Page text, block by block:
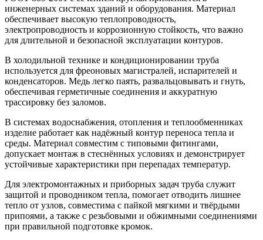
инженерных системах зданий и оборудования. Материал
обеспечивает высокую теплопроводность,
электропроводность и коррозионную стойкость, что важно
для длительной и безопасной эксплуатации контуров.
В холодильной технике и кондиционировании труба
используется для фреоновых магистралей, испарителей и
конденсаторов. Медь легко паять, развальцовывать и гнуть,
обеспечивая герметичные соединения и аккуратную
трассировку без заломов.
В системах водоснабжения, отопления и теплообменниках
изделие работает как надёжный контур переноса тепла и
среды. Материал совместим с типовыми фитингами,
допускает монтаж в стеснённых условиях и демонстрирует
устойчивые характеристики при перепадах температур.
Для электромонтажных и приборных задач труба служит
защитой и проводником тепла, помогает отводить лишнее
тепло от узлов, совместима с пайкой мягкими и твёрдыми
припоями, а также с резьбовыми и обжимными соединениями
при правильной подготовке кромок.